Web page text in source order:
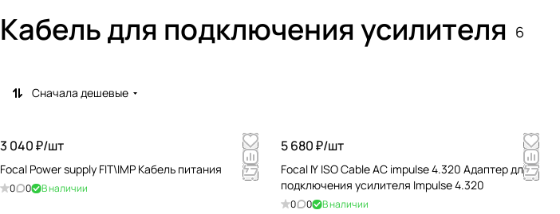
Кабель для подключения усилителя 6
Сначала дешевые
3 040 ₽/шт
Focal Power supply FIT\IMP Кабель питания
0 0 В наличии
5 680 ₽/шт
Focal IY ISO Cable AC impulse 4.320 Адаптер для
подключения усилителя Impulse 4.320
0 0 В наличии